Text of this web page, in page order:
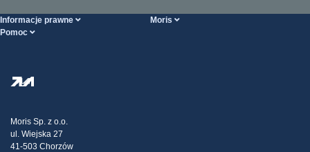
Informacje prawne Moris
Pomoc
Transport
Reklamacje
Moris Sp. z o.o.
ul. Wiejska 27
41-503 Chorzów